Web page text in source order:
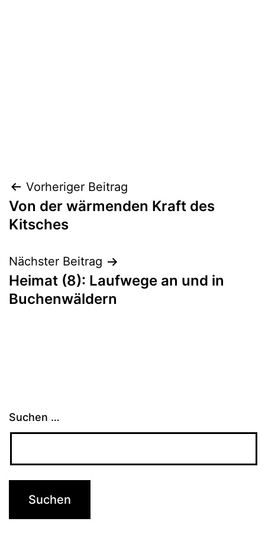
Beitragsnavigation
Vorheriger Beitrag
Von der wärmenden Kraft des
Kitsches
Nächster Beitrag
Heimat (8): Laufwege an und in
Buchenwäldern
Suchen …